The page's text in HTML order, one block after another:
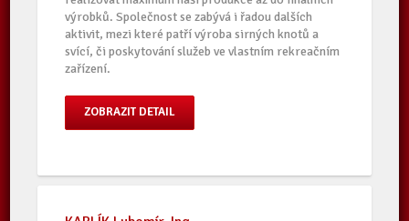
výrobků. Společnost se zabývá i řadou dalších
aktivit, mezi které patří výroba sirných knotů a
svící, či poskytování služeb ve vlastním rekreačním
zařízení.
ZOBRAZIT DETAIL